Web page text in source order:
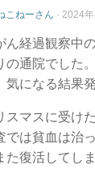
こねーさん · 2024
ん経過観察中
の通院でした
気になる結果
スマスに受け
では貧血は治
た復活してし